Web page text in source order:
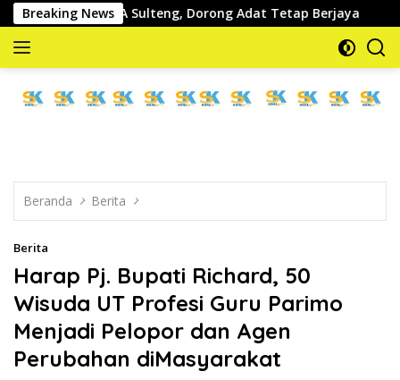
Langsung
ke
konten
Breaking News
BMA Sulteng, Dorong Adat Tetap Berjaya Kabag
mengabarkan
Beranda Berita
Berita
Harap Pj. Bupati Richard, 50
Wisuda UT Profesi Guru Parimo
Menjadi Pelopor dan Agen
Perubahan diMasyarakat